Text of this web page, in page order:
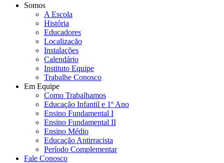
Somos
A Escola
História
Educadores
Localização
Instalações
Calendário
Instituto Equipe
Trabalhe Conosco
Em Equipe
Como Trabalhamos
Educação Infantil e 1º Ano
Ensino Fundamental I
Ensino Fundamental II
Ensino Médio
Educação Antirracista
Período Complementar
Fale Conosco